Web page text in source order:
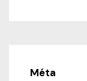
Méta